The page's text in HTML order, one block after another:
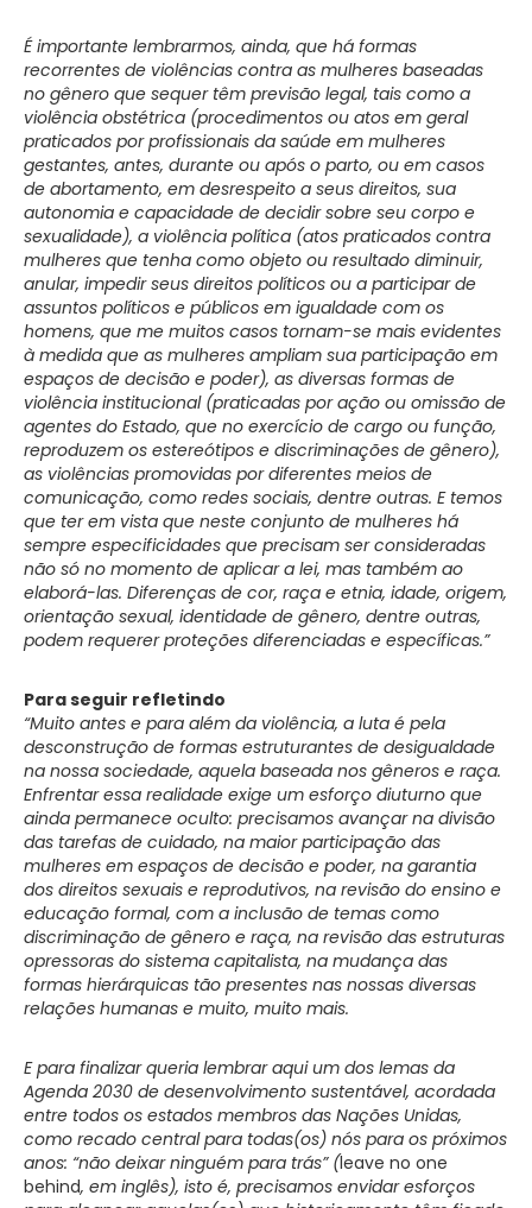
É importante lembrarmos, ainda, que há formas
recorrentes de violências contra as mulheres baseadas
no gênero que sequer têm previsão legal, tais como a
violência obstétrica (procedimentos ou atos em geral
praticados por profissionais da saúde em mulheres
gestantes, antes, durante ou após o parto, ou em casos
de abortamento, em desrespeito a seus direitos, sua
autonomia e capacidade de decidir sobre seu corpo e
sexualidade), a violência política (atos praticados contra
mulheres que tenha como objeto ou resultado diminuir,
anular, impedir seus direitos políticos ou a participar de
assuntos políticos e públicos em igualdade com os
homens, que me muitos casos tornam-se mais evidentes
à medida que as mulheres ampliam sua participação em
espaços de decisão e poder), as diversas formas de
violência institucional (praticadas por ação ou omissão de
agentes do Estado, que no exercício de cargo ou função,
reproduzem os estereótipos e discriminações de gênero),
as violências promovidas por diferentes meios de
comunicação, como redes sociais, dentre outras. E temos
que ter em vista que neste conjunto de mulheres há
sempre especificidades que precisam ser consideradas
não só no momento de aplicar a lei, mas também ao
elaborá-las. Diferenças de cor, raça e etnia, idade, origem,
orientação sexual, identidade de gênero, dentre outras,
podem requerer proteções diferenciadas e específicas.”
Para seguir refletindo
“Muito antes e para além da violência, a luta é pela
desconstrução de formas estruturantes de desigualdade
na nossa sociedade, aquela baseada nos gêneros e raça.
Enfrentar essa realidade exige um esforço diuturno que
ainda permanece oculto: precisamos avançar na divisão
das tarefas de cuidado, na maior participação das
mulheres em espaços de decisão e poder, na garantia
dos direitos sexuais e reprodutivos, na revisão do ensino e
educação formal, com a inclusão de temas como
discriminação de gênero e raça, na revisão das estruturas
opressoras do sistema capitalista, na mudança das
formas hierárquicas tão presentes nas nossas diversas
relações humanas e muito, muito mais.
E para finalizar queria lembrar aqui um dos lemas da
Agenda 2030 de desenvolvimento sustentável, acordada
entre todos os estados membros das Nações Unidas,
como recado central para todas(os) nós para os próximos
anos: “não deixar ninguém para trás” (leave no one
behind, em inglês), isto é, precisamos envidar esforços